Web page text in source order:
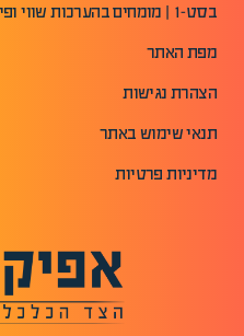
בסט-1 | מומחים בהערכות שווי ופיננסים
מפת האתר
הצהרת נגישות
תנאי שימוש באתר
מדיניות פרטיות